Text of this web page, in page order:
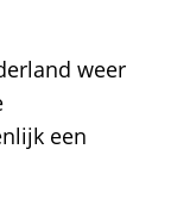
weer
een